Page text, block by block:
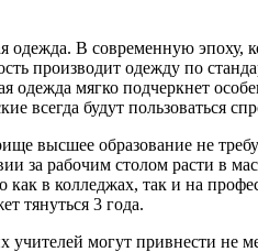
одежда. В современную эпоху,
производит одежду по
одежда мягко подчеркнет
всегда будут пользоваться
высшее образование не
за рабочим столом расти в
в колледжах, так и на
тянуться 3 года.
могут привнести не